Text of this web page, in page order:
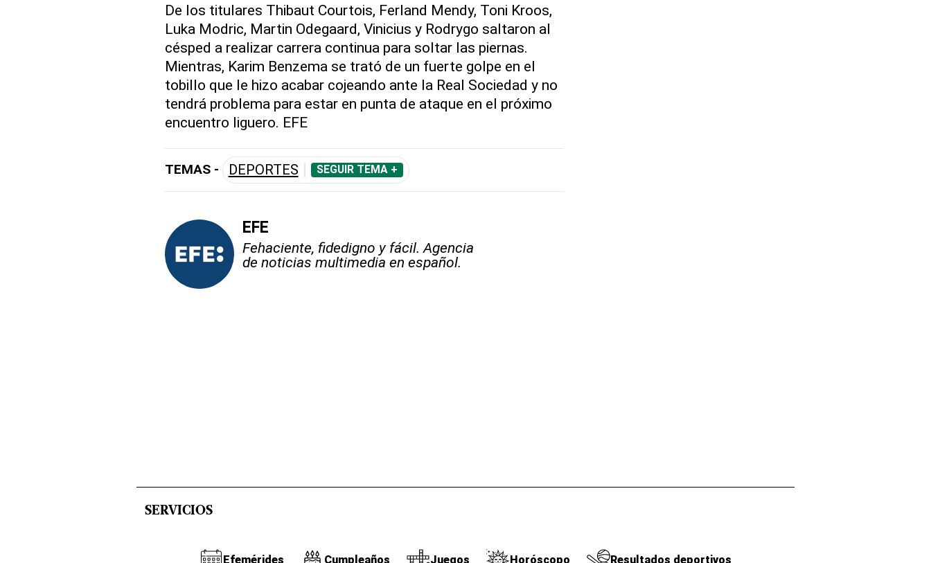
De los titulares Thibaut Courtois, Ferland Mendy, Toni Kroos,
Luka Modric, Martin Odegaard, Vinicius y Rodrygo saltaron al
césped a realizar carrera continua para soltar las piernas.
Mientras, Karim Benzema se trató de un fuerte golpe en el
tobillo que le hizo acabar cojeando ante la Real Sociedad y no
tendrá problema para estar en punta de ataque en el próximo
encuentro liguero. EFE
TEMAS - DEPORTES SEGUIR TEMA +
EFE
Fehaciente, fidedigno y fácil. Agencia
de noticias multimedia en español.
SERVICIOS
Efemérides Cumpleaños Juegos Horóscopo Resultados deportivos